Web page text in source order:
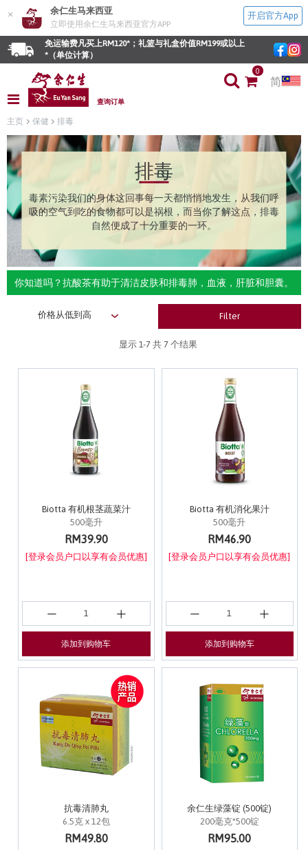
× 余仁生马来西亚
立即使用余仁生马来西亚官方APP
开启官方App
免运输费凡买上RM120*；礼篮与礼盒价值RM199或以上
*（单位计算）
查询订单
0
简
主页 保健 排毒
排毒
毒素污染我们的身体这回事每一天都悄悄地发生，从我们呼
吸的空气到吃的食物都可以是祸根，而当你了解这点，排毒
自然便成了十分重要的一环。
你知道吗？抗酸茶有助于清洁皮肤和排毒肺，血液，肝脏和胆囊。
Filter
显示 1-7共 7 个结果
Biotta 有机根茎蔬菜汁
500毫升
RM39.90
[登录会员户口以享有会员优惠]
添加到购物车
Biotta 有机消化果汁
500毫升
RM46.90
[登录会员户口以享有会员优惠]
添加到购物车
抗毒清肺丸
6.5克 x 12包
RM49.80
余仁生绿藻锭 (500锭)
200毫克*500锭
RM95.00